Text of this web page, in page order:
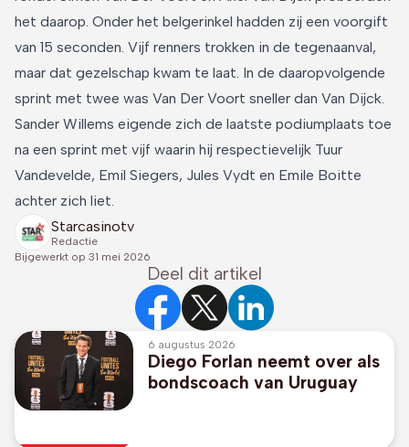
het daarop. Onder het belgerinkel hadden zij een voorgift
van 15 seconden. Vijf renners trokken in de tegenaanval,
maar dat gezelschap kwam te laat. In de daaropvolgende
sprint met twee was Van Der Voort sneller dan Van Dijck.
Sander Willems eigende zich de laatste podiumplaats toe
na een sprint met vijf waarin hij respectievelijk Tuur
Vandevelde, Emil Siegers, Jules Vydt en Emile Boitte
achter zich liet.
Starcasinotv
Redactie
Bijgewerkt op 31 mei 2026
Deel dit artikel
6 augustus 2026
Diego Forlan neemt over als
bondscoach van Uruguay